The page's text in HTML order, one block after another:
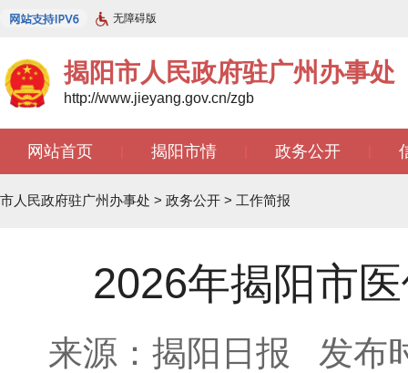
无障碍版
揭阳市人民政府驻广州办事处
http://www.jieyang.gov.cn/zgb
网站首页 揭阳市情 政务公开
文苑天地 |
市人民政府驻广州办事处 > 政务公开 > 工作简报
2026年揭阳市
来源：揭阳日报
发布